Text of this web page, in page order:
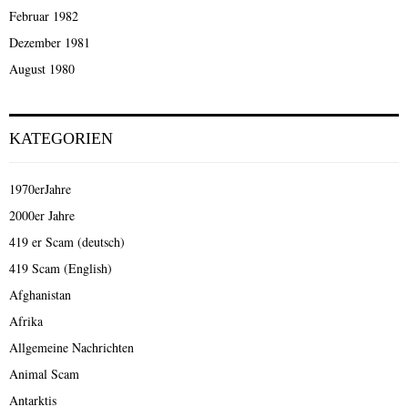
Februar 1982
Dezember 1981
August 1980
KATEGORIEN
1970erJahre
2000er Jahre
419 er Scam (deutsch)
419 Scam (English)
Afghanistan
Afrika
Allgemeine Nachrichten
Animal Scam
Antarktis